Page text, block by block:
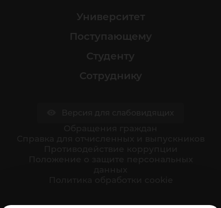
Университет
Поступающему
Студенту
Сотруднику